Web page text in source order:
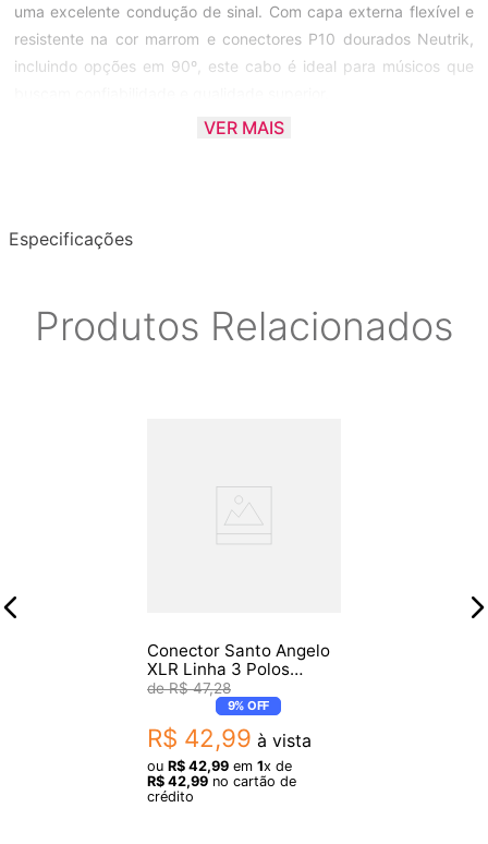
uma excelente condução de sinal. Com capa externa flexível e
resistente na cor marrom e conectores P10 dourados Neutrik,
incluindo opções em 90º, este cabo é ideal para músicos que
P10 90 Dourado 3 Metros
- 7 anos de garantia pela fabricante
Imagens meramente ilustrativas
VER MAIS
Especificações
Produtos Relacionados
Conector Santo Angelo
XLR Linha 3 Polos
Femea SAS3 90 Graus
R$ 47,28
9% OFF
R$ 42,99 à vista
ou R$ 42,99 em 1x de
R$ 42,99 no cartão de
crédito